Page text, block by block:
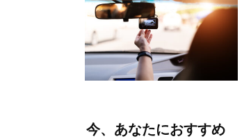
今、あなたにおすすめ